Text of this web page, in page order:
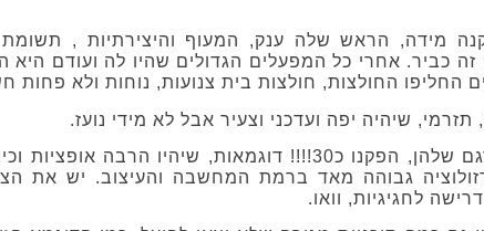
מידה, הראש שלה ענק, המעוף והיצירתיות ,
זה כביר. אחרי כל המפעלים הגדולים שהיו לה ועודם היא
החליפו החולצות, חולצות בית צנועות, נוחות ולא פחות
שיהיה יפה ועדכני וצעיר אבל לא מידי נועז.
תוכלו להתרשם ממדגם שלהן, הפקנו כ30!!!! דוגמאות, שיהיו הרבה
גבוהה מאד ברמת המחשבה והעיצוב. יש את
לחגיגיות, וואו.